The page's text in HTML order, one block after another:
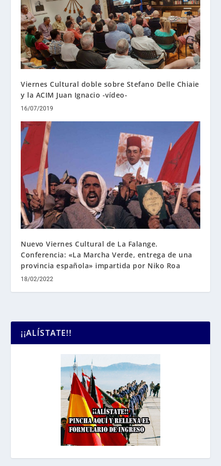
Viernes Cultural doble sobre Stefano Delle Chiaie
y la ACIM Juan Ignacio -vídeo-
16/07/2019
Nuevo Viernes Cultural de La Falange.
Conferencia: «La Marcha Verde, entrega de una
provincia española» impartida por Niko Roa
18/02/2022
¡¡ALÍSTATE!!